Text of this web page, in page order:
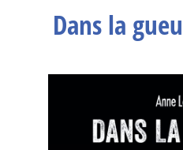
Dans la